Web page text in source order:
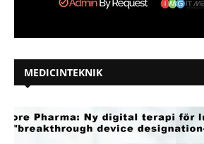
MEDICINTEKNIK